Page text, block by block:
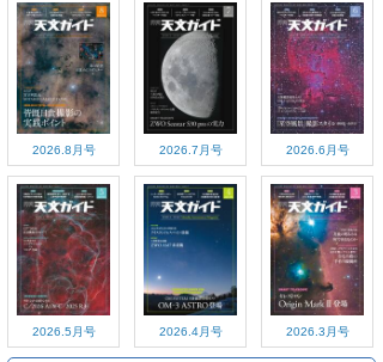
2026.8月号 2026.7月号 2026.6月号
2026.5月号 2026.4月号 2026.3月号